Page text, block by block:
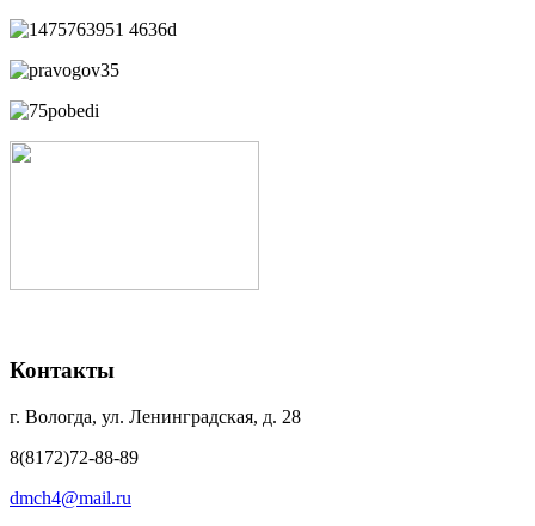
Контакты
г. Вологда, ул. Ленинградская, д. 28
8(8172)72-88-89
dmch4@mail.ru